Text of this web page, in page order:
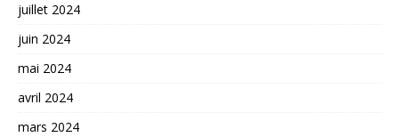
juillet 2024
juin 2024
mai 2024
avril 2024
mars 2024